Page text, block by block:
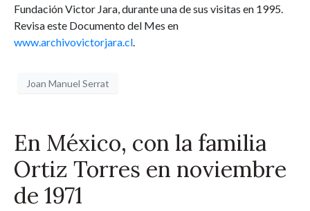
Fundación Victor Jara, durante una de sus visitas en 1995.
Revisa este Documento del Mes en
www.archivovictorjara.cl.
Joan Manuel Serrat
En México, con la familia
Ortiz Torres en noviembre
de 1971